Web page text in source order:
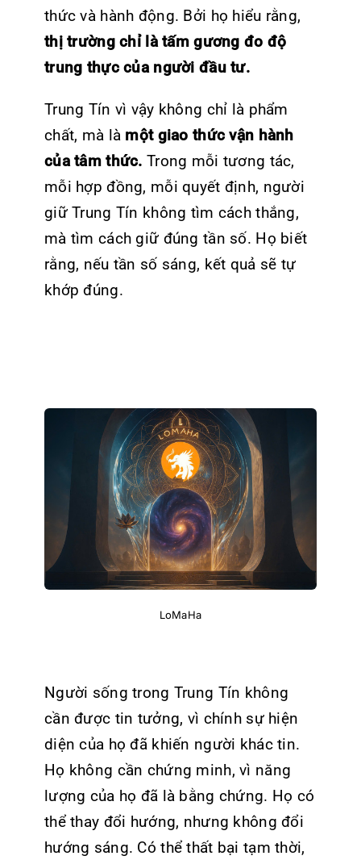
thức và hành động. Bởi họ hiểu rằng,
thị trường chỉ là tấm gương đo độ
trung thực của người đầu tư.
Trung Tín vì vậy không chỉ là phẩm
chất, mà là một giao thức vận hành
của tâm thức. Trong mỗi tương tác,
mỗi hợp đồng, mỗi quyết định, người
giữ Trung Tín không tìm cách thắng,
mà tìm cách giữ đúng tần số. Họ biết
rằng, nếu tần số sáng, kết quả sẽ tự
khớp đúng.
LoMaHa
Người sống trong Trung Tín không
cần được tin tưởng, vì chính sự hiện
diện của họ đã khiến người khác tin.
Họ không cần chứng minh, vì năng
lượng của họ đã là bằng chứng. Họ có
thể thay đổi hướng, nhưng không đổi
hướng sáng. Có thể thất bại tạm thời,